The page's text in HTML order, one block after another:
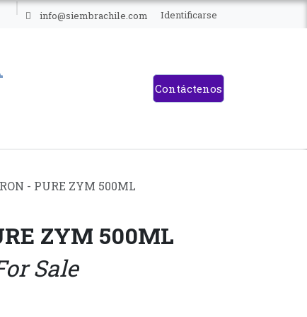
info@siembrachile.com Identificarse
Contáctenos
- PURE ZYM 500ML
ZYM 500ML
Sale